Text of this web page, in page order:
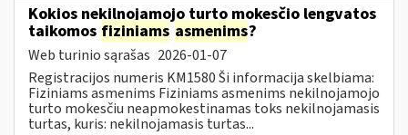
Kokios nekilnojamojo turto mokesčio lengvatos
taikomos fiziniams asmenims?
Web turinio sąrašas 2026-01-07
Registracijos numeris KM1580 Ši informacija skelbiama:
Fiziniams asmenims Fiziniams asmenims nekilnojamojo
turto mokesčiu neapmokestinamas toks nekilnojamasis
turtas, kuris: nekilnojamasis turtas...